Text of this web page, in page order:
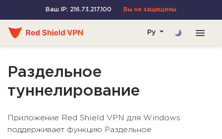
Ваш IP: 216.73.217.100 Вы не защищены
Ру
Раздельное
туннелирование
Приложение Red Shield VPN для Windows
поддерживает функцию Раздельное